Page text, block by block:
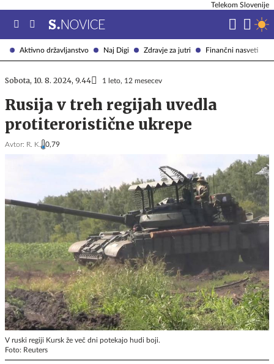
Aktivno državljanstvo Naj Digi Zdravje za jutri Finančni nasveti
Telekom Slovenije
Sobota, 10. 8. 2024, 9.44 1 leto, 12 mesecev
Rusija v treh regijah uvedla
protiteroristične ukrepe
Avtor: R. K. 0,79
V ruski regiji Kursk že več dni potekajo hudi boji.
Foto: Reuters